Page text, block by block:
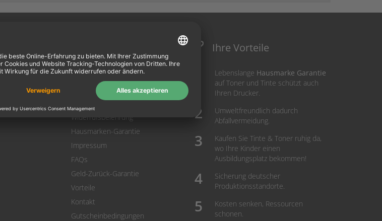
Über uns
Datenschutz
Widerrufsbelehrung
Hausmarken-Garantie
Impressum
FAQs
Geld-Zurück-Garantie
Vorteile
Kontakt
Gutscheinbedingungen
Ihre Vorteile
Lebenslange Hausmarke Garantie
auf Toner und Tinte schützt auch
Ihren Drucker.
Umweltfreundlich dadurch
Abfallvermeidung.
Kaufen Sie Tinte & Toner ruhig da,
wo Ihre Kinder einen
Ausbildungsplatz bekommen!
Sicherung deutscher
Produktionsstandorte.
Kosten senken, Ressourcen
schonen.